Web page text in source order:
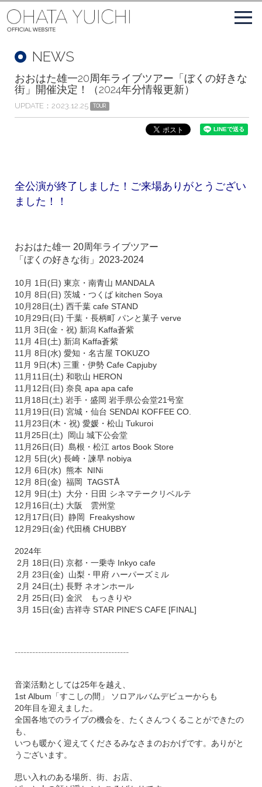
NEWS
おおはた雄一20周年ライブツアー「ぼくの好きな
街」開催決定！（2024年分情報更新）
UPDATE 2023.12.25 TOUR
全公演が終了しました！ご来場ありがとうござい
ました！！
おおはた雄一 20周年ライブツアー
「ぼくの好きな街」2023-2024
10月 1日(日) 東京・南青山 MANDALA
10月 8日(日) 茨城・つくば kitchen Soya
10月28日(土) 西千葉 cafe STAND
10月29日(日) 千葉・長柄町 パンと菓子 verve
11月 3日(金・祝) 新潟 Kaffa蒼紫
11月 4日(土) 新潟 Kaffa蒼紫
11月 8日(水) 愛知・名古屋 TOKUZO
11月 9日(木) 三重・伊勢 Cafe Capjuby
11月11日(土) 和歌山 HERON
11月12日(日) 奈良 apa apa cafe
11月18日(土) 岩手・盛岡 岩手県公会堂21号室
11月19日(日) 宮城・仙台 SENDAI KOFFEE CO.
11月23日(木・祝) 愛媛・松山 Tukuroi
11月25日(土) 岡山 城下公会堂
11月26日(日) 島根・松江 artos Book Store
12月 5日(火) 長崎・諫早 nobiya
12月 6日(水) 熊本 NINi
12月 8日(金) 福岡 TAGSTÅ
12月 9日(土) 大分・日田 シネマテークリベルテ
12月16日(土) 大阪 雲州堂
12月17日(日) 静岡 Freakyshow
12月29日(金) 代田橋 CHUBBY
2024年
2月 18日(日) 京都・一乗寺 Inkyo cafe
2月 23日(金) 山梨・甲府 ハーパーズミル
2月 24日(土) 長野 ネオンホール
2月 25日(日) 金沢 もっきりや
3月 15日(金) 吉祥寺 STAR PINE'S CAFE [FINAL]
---------------------------------------
音楽活動としては25年を越え、
1st Album「すこしの間」 ソロアルバムデビューからも
20年目を迎えました。
全国各地でのライブの機会を、たくさんつくることができたの
も、
いつも暖かく迎えてくださるみなさまのおかげです。 ありがと
うございます。
思い入れのある場所、街、お店、